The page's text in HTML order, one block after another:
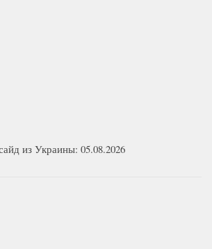
из Украины: 05.08.2026